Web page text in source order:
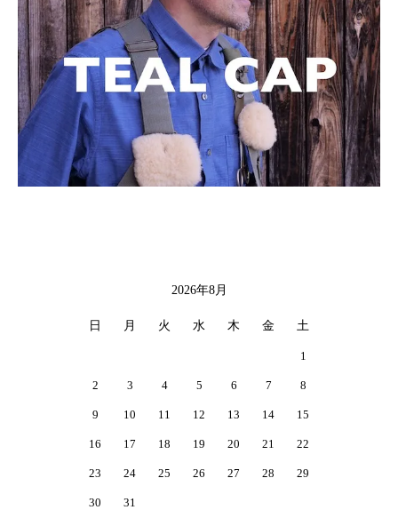
2026年8月
日 月 火 水 木 金 土
1
2 3 4 5 6 7 8
9 10 11 12 13 14 15
16 17 18 19 20 21 22
23 24 25 26 27 28 29
30 31